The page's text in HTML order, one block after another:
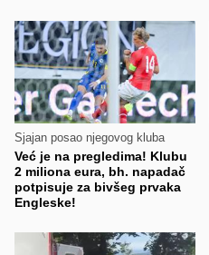
Sjajan posao njegovog kluba
Već je na pregledima! Klubu
2 miliona eura, bh. napadač
potpisuje za bivšeg prvaka
Engleske!